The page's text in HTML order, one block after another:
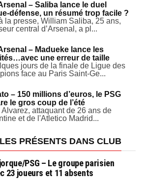
– Saliba lance le duel
défense, un résumé trop facile ?
la presse, William Saliba, 25 ans,
central d’Arsenal, a pl...
– Madueke lance les
une erreur de taille
jours de la finale de Ligue des
face au Paris Saint-Ge...
– 150 millions d’euros, le PSG
le gros coup de l’été
attaquant de 26 ans de
et de l'Atletico Madrid...
PRÉSENTS DANS CLUB
PSG – Le groupe parisien
23 joueurs et 11 absents